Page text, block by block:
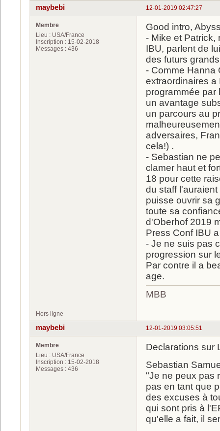
12-01-2019 02:47:27
maybebi
Membre
Lieu : USA/France
Inscription : 15-02-2018
Messages : 436
Good intro,
- Mike et Patrick,
IBU, parlent de
des futurs
- Comme Hanna
extraordinaires
programmée par
un avantage
un parcours au
adversaires,
cela!) .
- Sebastian ne
clamer haut et
18 pour cette
du staff
puisse ouvrir sa
toute sa
d'Oberhof 2019
Press Conf IBU
- Je ne suis pas
progression sur
Par contre il a
age.
MBB
Hors ligne
12-01-2019 03:05:51
maybebi
Membre
Lieu : USA/France
Inscription : 15-02-2018
Messages : 436
Declarations sur
Sebastian
"Je ne peux pas
pas en tant que
des excuses à
qui sont pris à
qu'elle a fait, il